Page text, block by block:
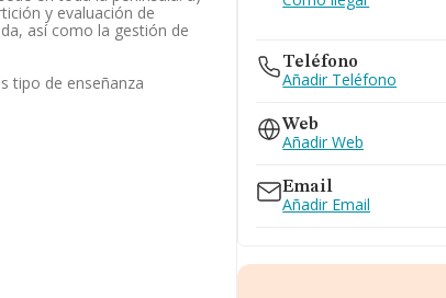
y evaluación de
así como la gestión de
tipo de enseñanza
Teléfono
Añadir Teléfono
Web
Añadir Web
Email
Añadir Email